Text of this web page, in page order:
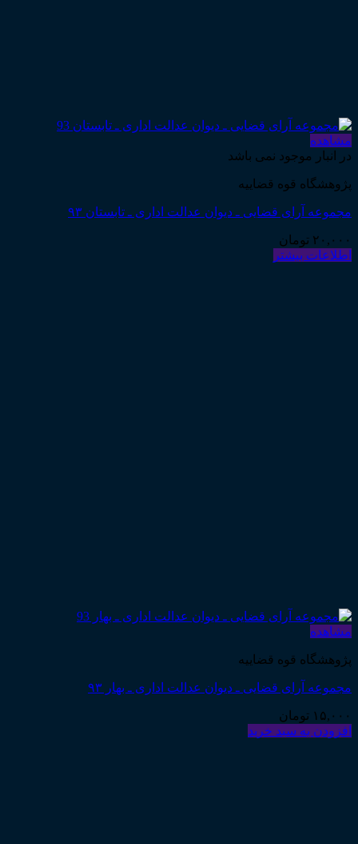
مشاهده
در انبار موجود نمی باشد
پژوهشگاه قوه قضاییه
مجموعه آرای قضایی ـ دیوان عدالت اداری ـ تابستان ۹۳
۲۰,۰۰۰ تومان
اطلاعات بیشتر
مشاهده
پژوهشگاه قوه قضاییه
مجموعه آرای قضایی ـ دیوان عدالت اداری ـ بهار ۹۳
۱۵,۰۰۰ تومان
افزودن به سبد خرید